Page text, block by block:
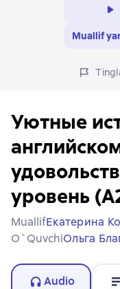
Muallif
Уютные
уровень
MuallifЕкатерина
O`quvchiОльга
Audio